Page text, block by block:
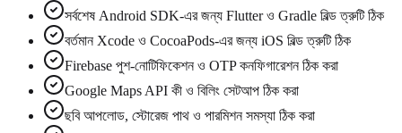
সর্বশেষ Android SDK-এর জন্য Flutter ও Gradle বিল্ড ত্রুটি ঠিক
বর্তমান Xcode ও CocoaPods-এর জন্য iOS বিল্ড ত্রুটি ঠিক
Firebase পুশ-নোটিফিকেশন ও OTP কনফিগারেশন ঠিক করা
Google Maps API কী ও বিলিং সেটআপ ঠিক করা
ছবি আপলোড, স্টোরেজ পাথ ও পারমিশন সমস্যা ঠিক করা